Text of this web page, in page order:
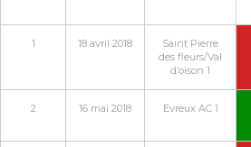
1 18 avril 2018
Saint Pierre
des fleurs/Val
d’oison 1
2 16 mai 2018 Evreux AC 1